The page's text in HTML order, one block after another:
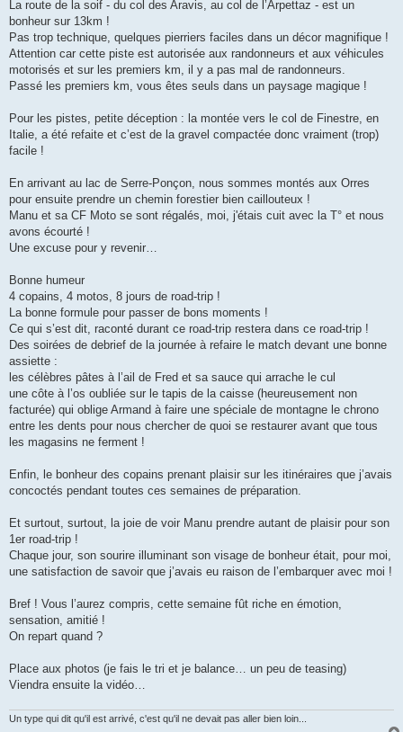
La route de la soif - du col des Aravis, au col de l’Arpettaz - est un
bonheur sur 13km !
Pas trop technique, quelques pierriers faciles dans un décor magnifique !
Attention car cette piste est autorisée aux randonneurs et aux véhicules
motorisés et sur les premiers km, il y a pas mal de randonneurs.
Passé les premiers km, vous êtes seuls dans un paysage magique !
Pour les pistes, petite déception : la montée vers le col de Finestre, en
Italie, a été refaite et c’est de la gravel compactée donc vraiment (trop)
facile !
En arrivant au lac de Serre-Ponçon, nous sommes montés aux Orres
pour ensuite prendre un chemin forestier bien caillouteux !
Manu et sa CF Moto se sont régalés, moi, j'étais cuit avec la T° et nous
avons écourté !
Une excuse pour y revenir…
Bonne humeur
4 copains, 4 motos, 8 jours de road-trip !
La bonne formule pour passer de bons moments !
Ce qui s’est dit, raconté durant ce road-trip restera dans ce road-trip !
Des soirées de debrief de la journée à refaire le match devant une bonne
assiette :
les célèbres pâtes à l’ail de Fred et sa sauce qui arrache le cul
une côte à l’os oubliée sur le tapis de la caisse (heureusement non
facturée) qui oblige Armand à faire une spéciale de montagne le chrono
entre les dents pour nous chercher de quoi se restaurer avant que tous
les magasins ne ferment !
Enfin, le bonheur des copains prenant plaisir sur les itinéraires que j’avais
concoctés pendant toutes ces semaines de préparation.
Et surtout, surtout, la joie de voir Manu prendre autant de plaisir pour son
1er road-trip !
Chaque jour, son sourire illuminant son visage de bonheur était, pour moi,
une satisfaction de savoir que j’avais eu raison de l’embarquer avec moi !
Bref ! Vous l’aurez compris, cette semaine fût riche en émotion,
sensation, amitié !
On repart quand ?
Place aux photos (je fais le tri et je balance… un peu de teasing)
Viendra ensuite la vidéo…
Un type qui dit qu'il est arrivé, c'est qu'il ne devait pas aller bien loin...